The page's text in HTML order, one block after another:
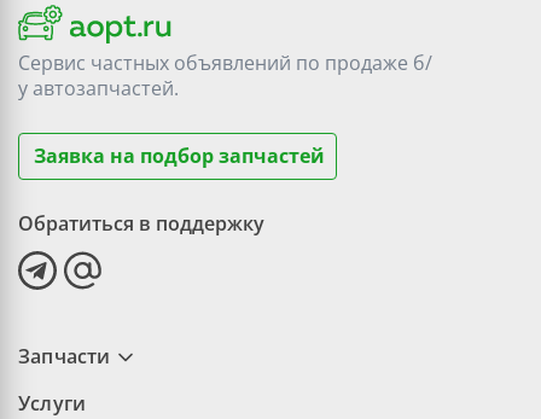
Сервис частных объявлений по продаже б/
уавтозапчастей.
Заявка на подбор запчастей
Обратиться в поддержку
Запчасти
Услуги